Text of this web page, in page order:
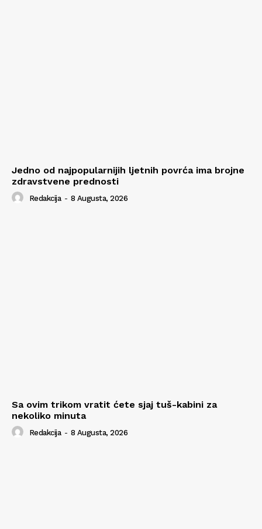
Jedno od najpopularnijih ljetnih povrća ima brojne
zdravstvene prednosti
Redakcija - 8 Augusta, 2026
Sa ovim trikom vratit ćete sjaj tuš-kabini za
nekoliko minuta
Redakcija - 8 Augusta, 2026